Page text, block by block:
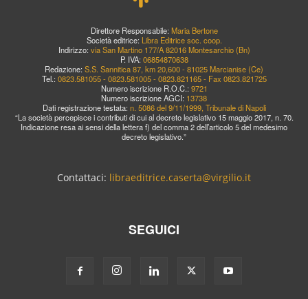
Direttore Responsabile: Maria Bertone
Società editrice: Libra Editrice soc. coop.
Indirizzo: via San Martino 177/A 82016 Montesarchio (Bn)
P. IVA: 06854870638
Redazione: S.S. Sannitica 87, km 20,600 - 81025 Marcianise (Ce)
Tel.: 0823.581055 - 0823.581005 - 0823.821165 - Fax 0823.821725
Numero iscrizione R.O.C.: 9721
Numero iscrizione AGCI: 13738
Dati registrazione testata: n. 5086 del 9/11/1999, Tribunale di Napoli
“La società percepisce i contributi di cui al decreto legislativo 15 maggio 2017, n. 70.
Indicazione resa ai sensi della lettera f) del comma 2 dell’articolo 5 del medesimo
decreto legislativo.”
Contattaci: libraeditrice.caserta@virgilio.it
SEGUICI